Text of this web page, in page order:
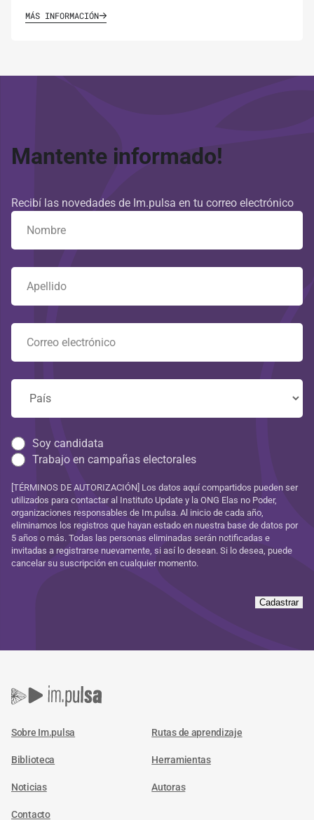
MÁS INFORMACIÓN
Mantente informado!
Recibí las novedades de Im.pulsa en tu correo electrónico
Soy candidata
Trabajo en campañas electorales
[TÉRMINOS DE AUTORIZACIÓN] Los datos aquí compartidos pueden ser
utilizados para contactar al Instituto Update y la ONG Elas no Poder,
organizaciones responsables de Im.pulsa. Al inicio de cada año,
eliminamos los registros que hayan estado en nuestra base de datos por
5 años o más. Todas las personas eliminadas serán notificadas e
invitadas a registrarse nuevamente, si así lo desean. Si lo desea, puede
cancelar su suscripción en cualquier momento.
Cadastrar
Sobre Im.pulsa Rutas de aprendizaje
Biblioteca Herramientas
Noticias Autoras
Contacto